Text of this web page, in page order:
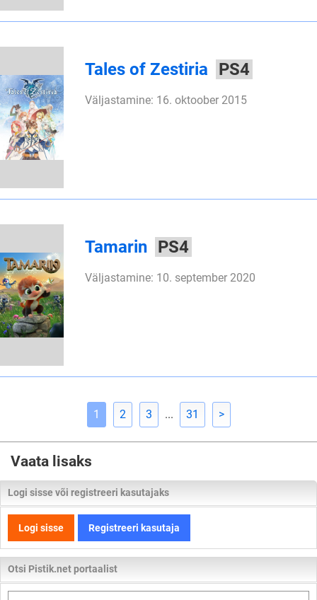
Tales of Zestiria PS4
Väljastamine: 16. oktoober 2015
Tamarin PS4
Väljastamine: 10. september 2020
1 2 3 ... 31 >
Vaata lisaks
Logi sisse või registreeri kasutajaks
Logi sisse Registreeri kasutaja
Otsi Pistik.net portaalist